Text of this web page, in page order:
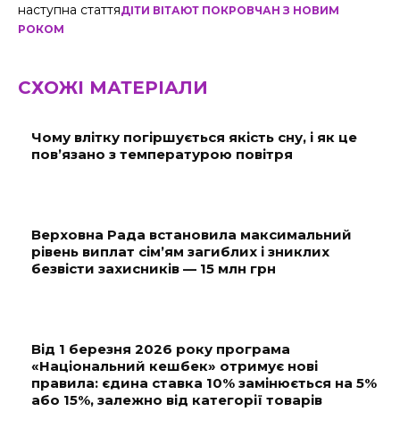
наступна статтяДІТИ ВІТАЮТ ПОКРОВЧАН З НОВИМ
РОКОМ
СХОЖІ МАТЕРІАЛИ
Чому влітку погіршується якість сну, і як це
пов’язано з температурою повітря
Верховна Рада встановила максимальний
рівень виплат сім’ям загиблих і зниклих
безвісти захисників — 15 млн грн
Від 1 березня 2026 року програма
«Національний кешбек» отримує нові
правила: єдина ставка 10% замінюється на 5%
або 15%, залежно від категорії товарів